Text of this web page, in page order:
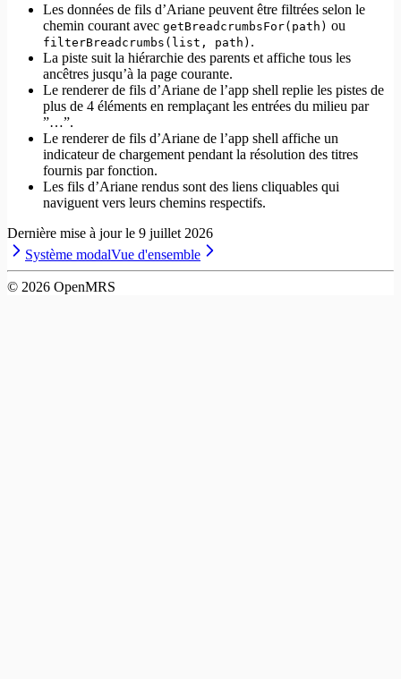
Les données de fils d’Ariane peuvent être filtrées selon le
chemin courant avec getBreadcrumbsFor(path) ou
filterBreadcrumbs(list, path) .
La piste suit la hiérarchie des parents et affiche tous les
ancêtres jusqu’à la page courante.
Le renderer de fils d’Ariane de l’app shell replie les pistes de
plus de 4 éléments en remplaçant les entrées du milieu par
”…”.
Le renderer de fils d’Ariane de l’app shell affiche un
indicateur de chargement pendant la résolution des titres
fournis par fonction.
Les fils d’Ariane rendus sont des liens cliquables qui
naviguent vers leurs chemins respectifs.
Dernière mise à jour le 9 juillet 2026
Système modalVue d'ensemble
© 2026 OpenMRS